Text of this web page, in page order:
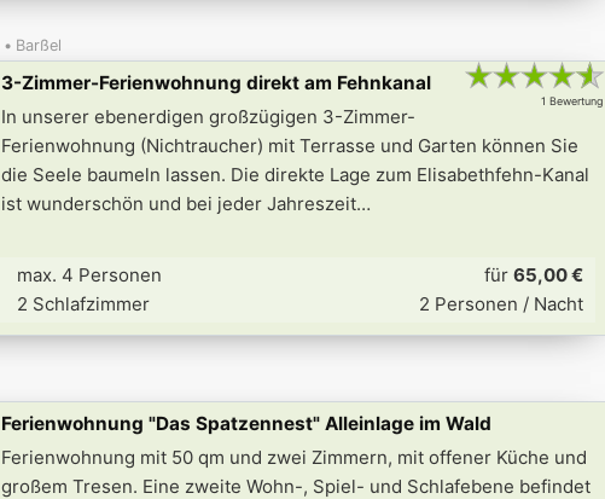
Barßel
★★★★★
1 Bewertung
3-Zimmer-Ferienwohnung direkt am Fehnkanal
In unserer ebenerdigen großzügigen 3-Zimmer-
Ferienwohnung (Nichtraucher) mit Terrasse und Garten können Sie
die Seele baumeln lassen. Die direkte Lage zum Elisabethfehn-Kanal
ist wunderschön und bei jeder Jahreszeit
max. 4 Personen
2 Schlafzimmer
für 65,00 €
2 Personen / Nacht
Ferienwohnung "Das Spatzennest" Alleinlage im Wald
Ferienwohnung mit 50 qm und zwei Zimmern, mit offener Küche und
großem Tresen. Eine zweite Wohn-, Spiel- und Schlafebene befindet